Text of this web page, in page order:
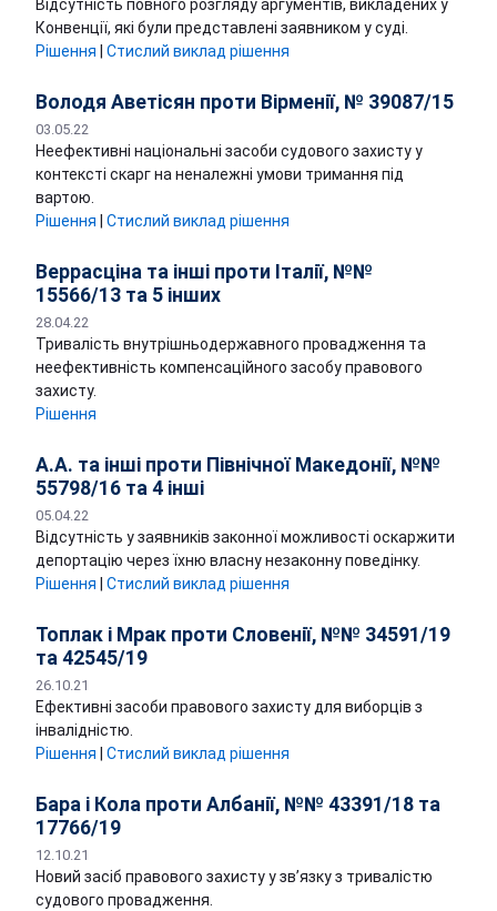
Відсутність повного розгляду аргументів, викладених у
Конвенції, які були представлені заявником у суді.
Рішення
Стислий виклад рішення
Володя Аветісян проти Вірменії, № 39087/15
03.05.22
Неефективні національні засоби судового захисту у
контексті скарг на неналежні умови тримання під
вартою.
Рішення
Стислий виклад рішення
Веррасціна та інші проти Італії, №№
15566/13 та 5 інших
28.04.22
Тривалість внутрішньодержавного провадження та
неефективність компенсаційного засобу правового
захисту.
Рішення
А.А. та інші проти Північної Македонії, №№
55798/16 та 4 інші
05.04.22
Відсутність у заявників законної можливості оскаржити
депортацію через їхню власну незаконну поведінку.
Рішення
Стислий виклад рішення
Топлак і Мрак проти Словенії, №№ 34591/19
та 42545/19
26.10.21
Ефективні засоби правового захисту для виборців з
інвалідністю.
Рішення
Стислий виклад рішення
Бара і Кола проти Албанії, №№ 43391/18 та
17766/19
12.10.21
Новий засіб правового захисту у зв’язку з тривалістю
судового провадження.